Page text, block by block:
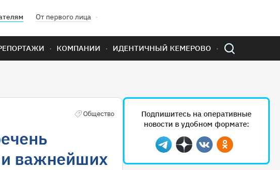
От первого лица
КОМПАНИИ ИДЕНТИЧНЫЙ КЕМЕРОВО
Общество
важнейших
Подпишитесь на оперативные
новости в удобном формате:
Telegram
ДзенВконтактеОдноклассники